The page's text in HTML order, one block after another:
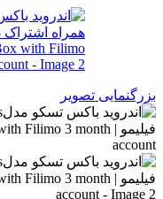
بزرگنمایی تصویر